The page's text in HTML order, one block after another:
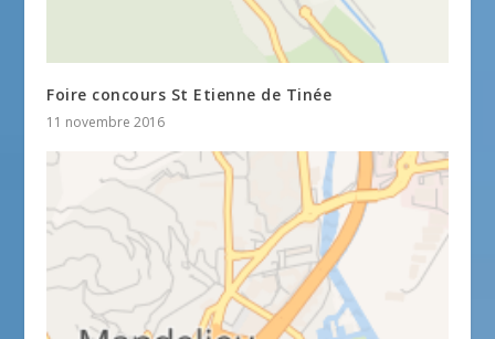
Foire concours St Etienne de Tinée
11 novembre 2016